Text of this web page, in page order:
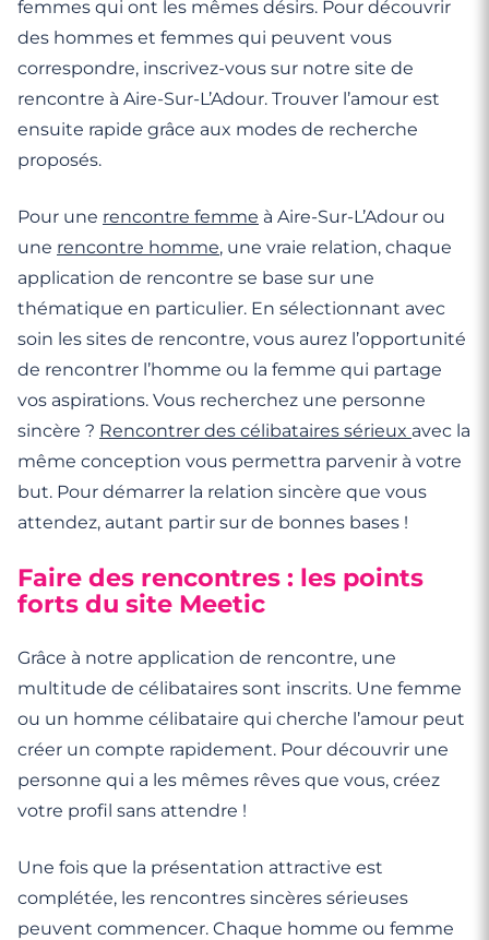
femmes qui ont les mêmes désirs. Pour découvrir
des hommes et femmes qui peuvent vous
correspondre, inscrivez-vous sur notre site de
rencontre à Aire-Sur-L’Adour. Trouver l’amour est
ensuite rapide grâce aux modes de recherche
proposés.
Pour une rencontre femme à Aire-Sur-L’Adour ou
une rencontre homme, une vraie relation, chaque
application de rencontre se base sur une
thématique en particulier. En sélectionnant avec
soin les sites de rencontre, vous aurez l’opportunité
de rencontrer l’homme ou la femme qui partage
vos aspirations. Vous recherchez une personne
sincère ? Rencontrer des célibataires sérieux avec la
même conception vous permettra parvenir à votre
but. Pour démarrer la relation sincère que vous
attendez, autant partir sur de bonnes bases !
Faire des rencontres : les points
forts du site Meetic
Grâce à notre application de rencontre, une
multitude de célibataires sont inscrits. Une femme
ou un homme célibataire qui cherche l’amour peut
créer un compte rapidement. Pour découvrir une
personne qui a les mêmes rêves que vous, créez
votre profil sans attendre !
Une fois que la présentation attractive est
complétée, les rencontres sincères sérieuses
peuvent commencer. Chaque homme ou femme